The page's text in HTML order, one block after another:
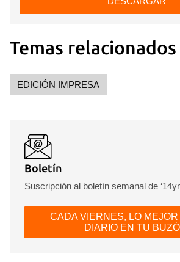
Temas relacionados
EDICIÓN IMPRESA
Boletín
Suscripción al boletín semanal de
CADA VIERNES, LO
DIARIO EN TU